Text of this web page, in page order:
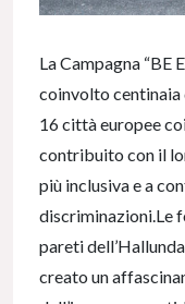
La Campagna “BE
coinvolto
16 città europee
contribuito con il
più inclusiva e a
discriminazioni.Le
pareti
creato un